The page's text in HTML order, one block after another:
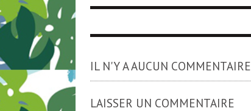
IL N'Y A AUCUN COMMENTAIRE
LAISSER UN COMMENTAIRE